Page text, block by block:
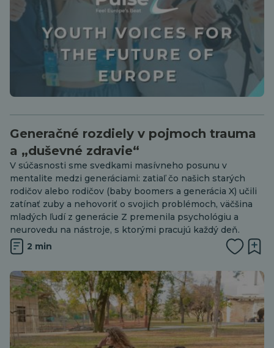
Generačné rozdiely v pojmoch trauma
a „duševné zdravie“
V súčasnosti sme svedkami masívneho posunu v
mentalite medzi generáciami: zatiaľ čo našich starých
rodičov alebo rodičov (baby boomers a generácia X) učili
zatínať zuby a nehovoriť o svojich problémoch, väčšina
mladých ľudí z generácie Z premenila psychológiu a
neurovedu na nástroje, s ktorými pracujú každý deň.
2 min